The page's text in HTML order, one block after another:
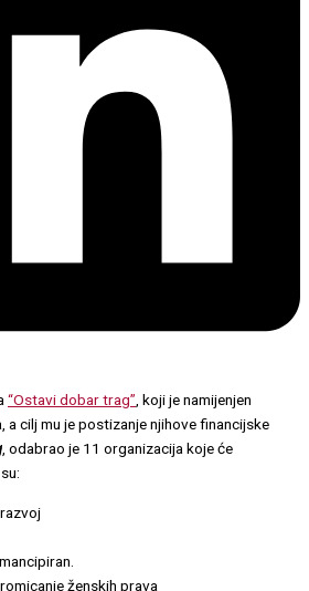
“Ostavi dobar trag” , koji je namijenjen
cilj mu je postizanje njihove financijske
, odabrao je 11 organizacija koje će
ženskih prava